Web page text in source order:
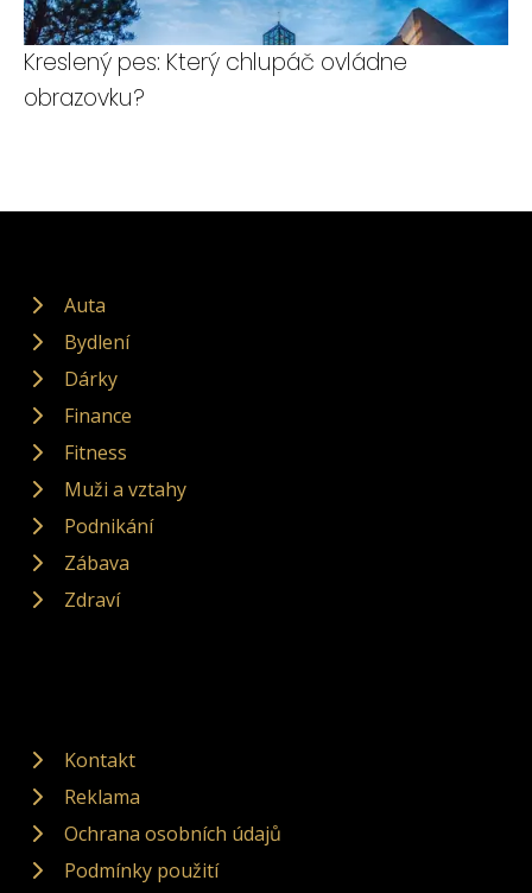
Kreslený pes: Který chlupáč ovládne
obrazovku?
Auta
Bydlení
Dárky
Finance
Fitness
Muži a vztahy
Podnikání
Zábava
Zdraví
Kontakt
Reklama
Ochrana osobních údajů
Podmínky použití